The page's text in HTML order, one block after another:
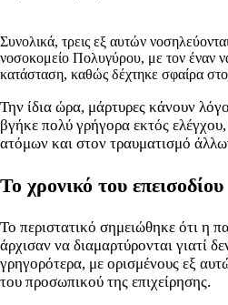
Συνολικά, τρεις εξ αυτών
νοσοκομείο Πολυγύρου, με τον έναν
κατάσταση, καθώς δέχτηκε σφαίρα
Την ίδια ώρα, μάρτυρες κάνουν
βγήκε πολύ γρήγορα εκτός
ατόμων και στον τραυματισμό
Το χρονικό του επεισοδίου
Το περιστατικό σημειώθηκε ότι η
άρχισαν να διαμαρτύρονται γιατί
γρηγορότερα, με ορισμένους εξ
του προσωπικού της επιχείρησης.